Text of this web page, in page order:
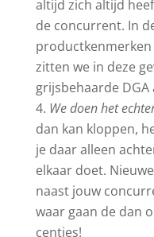
altijd zich altijd
de concurrent. In
zitten we in deze
grijsbehaarde DGA
We doen het
dan kan kloppen,
je daar alleen
elkaar doet.
naast jouw
waar gaan de dan
centjes!